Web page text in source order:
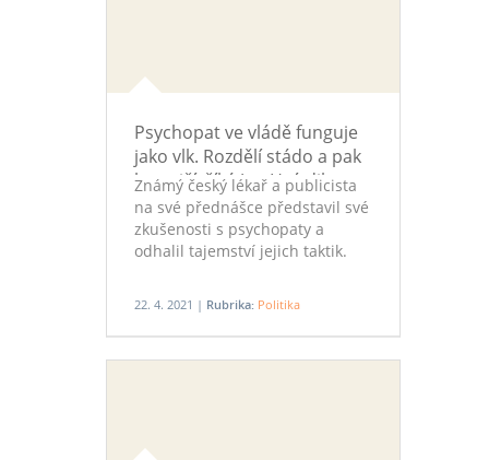
ParlamentníListy.cz etnolog,
spisovatel a publicista Mnislav
Zelený, který byl při svém
pobytu mezi indiány adoptován
do kmene Jawalapiti a získal
indiánské jméno Atapana. Právě
s jejich kulturou srovnává volby
v naší civilizaci.
Psychopat ve vládě funguje
jako vlk. Rozdělí stádo a pak
ho zničí, říká Jan Hnízdil
Známý český lékař a publicista
na své přednášce představil své
zkušenosti s psychopaty a
odhalil tajemství jejich taktik.
22. 4. 2021 | Rubrika: Politika